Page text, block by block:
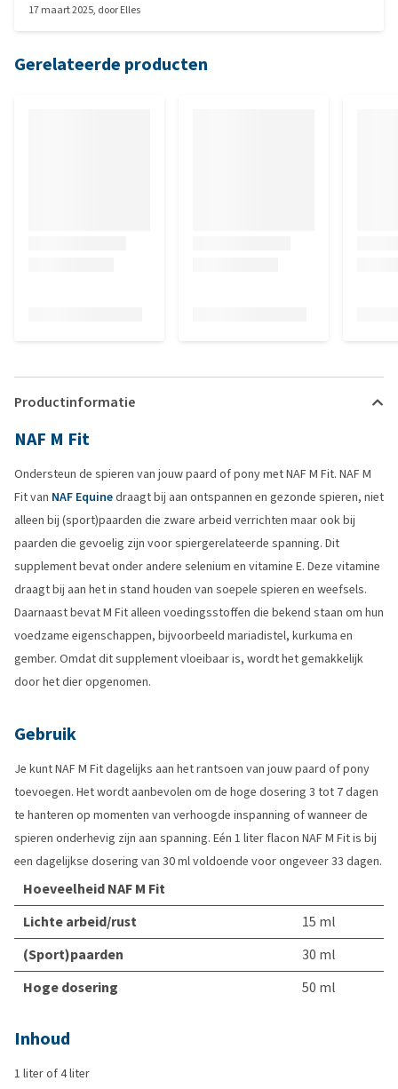
17 maart 2025, doorElles
Gerelateerde producten
Productinformatie
NAF M Fit
Ondersteun de spieren van jouw paard of pony met NAF M Fit. NAF M
Fit van NAF Equinedraagt bij aan ontspannen en gezonde spieren, niet
alleen bij (sport)paarden die zware arbeid verrichten maar ook bij
paarden die gevoelig zijn voor spiergerelateerde spanning. Dit
supplement bevat onder andere selenium en vitamine E. Deze vitamine
draagt bij aan het in stand houden van soepele spieren en weefsels.
Daarnaast bevat M Fit alleen voedingsstoffen die bekend staan om hun
voedzame eigenschappen, bijvoorbeeld mariadistel, kurkuma en
gember. Omdat dit supplement vloeibaar is, wordt het gemakkelijk
door het dier opgenomen.
Gebruik
Je kunt NAF M Fit dagelijks aan het rantsoen van jouw paard of pony
toevoegen. Het wordt aanbevolen om de hoge dosering 3 tot 7 dagen
te hanteren op momenten van verhoogde inspanning of wanneer de
spieren onderhevig zijn aan spanning. Eén 1 liter flacon NAF M Fit is bij
een dagelijkse dosering van 30 ml voldoende voor ongeveer 33 dagen.
Hoeveelheid NAF M Fit
Lichte arbeid/rust
15 ml
(Sport)paarden
30 ml
Hoge dosering
50 ml
Inhoud
1 liter of 4 liter